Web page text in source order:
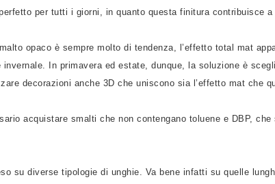
per tutti i giorni, in quanto questa finitura contribuisce
opaco è sempre molto di tendenza, l’effetto total mat
In primavera ed estate, dunque, la soluzione è
decorazioni anche 3D che uniscono sia l’effetto mat che
acquistare smalti che non contengano toluene e DBP,
su diverse tipologie di unghie. Va bene infatti su quelle